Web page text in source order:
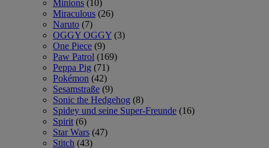
Minions (10)
Miraculous (26)
Naruto (7)
OGGY OGGY (3)
One Piece (9)
Paw Patrol (169)
Peppa Pig (71)
Pokémon (42)
Sesamstraße (9)
Sonic the Hedgehog (8)
Spidey und seine Super-Freunde (16)
Spirit (6)
Star Wars (47)
Stitch (43)